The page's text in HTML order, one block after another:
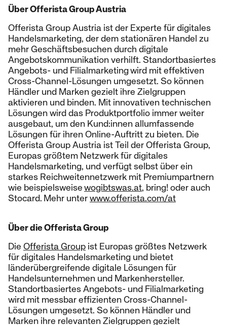
Über Offerista Group Austria
Offerista Group Austria ist der Experte für digitales
Handelsmarketing, der dem stationären Handel zu
mehr Geschäftsbesuchen durch digitale
Angebotskommunikation verhilft. Standortbasiertes
Angebots- und Filialmarketing wird mit effektiven
Cross-Channel-Lösungen umgesetzt. So können
Händler und Marken gezielt ihre Zielgruppen
aktivieren und binden. Mit innovativen technischen
Lösungen wird das Produktportfolio immer weiter
ausgebaut, um den Kund:innen allumfassende
Lösungen für ihren Online-Auftritt zu bieten. Die
Offerista Group Austria ist Teil der Offerista Group,
Europas größtem Netzwerk für digitales
Handelsmarketing, und verfügt selbst über ein
starkes Reichweitennetzwerk mit Premiumpartnern
wie beispielsweisewogibtswas.at, bring! oder auch
Stocard. Mehr unterwww.offerista.com/at
Über die Offerista Group
Die Offerista Group ist Europas größtes Netzwerk
für digitales Handelsmarketing und bietet
länderübergreifende digitale Lösungen für
Handelsunternehmen und Markenhersteller.
Standortbasiertes Angebots- und Filialmarketing
wird mit messbar effizienten Cross-Channel-
Lösungen umgesetzt. So können Händler und
Marken ihre relevanten Zielgruppen gezielt